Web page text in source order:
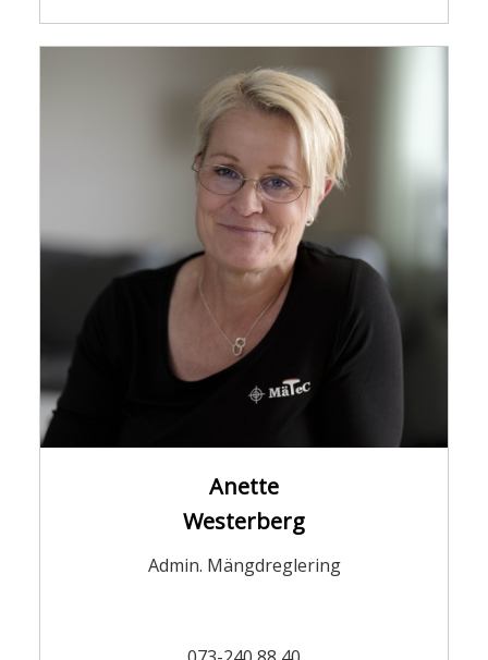
Anette
Westerberg
Admin. Mängdreglering